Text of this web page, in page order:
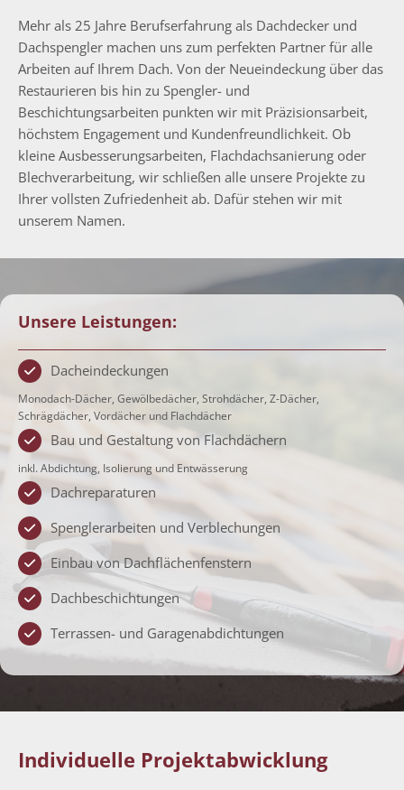
Mehr als 25 Jahre Berufserfahrung als Dachdecker und
Dachspengler machen uns zum perfekten Partner für alle
Arbeiten auf Ihrem Dach. Von der Neueindeckung über das
Restaurieren bis hin zu Spengler- und
Beschichtungsarbeiten punkten wir mit Präzisionsarbeit,
höchstem Engagement und Kundenfreundlichkeit. Ob
kleine Ausbesserungsarbeiten, Flachdachsanierung oder
Blechverarbeitung, wir schließen alle unsere Projekte zu
Ihrer vollsten Zufriedenheit ab. Dafür stehen wir mit
unserem Namen.
Unsere Leistungen:
Dacheindeckungen
Monodach-Dächer, Gewölbedächer, Strohdächer, Z-Dächer,
Schrägdächer, Vordächer und Flachdächer
Bau und Gestaltung von Flachdächern
inkl. Abdichtung, Isolierung und Entwässerung
Dachreparaturen
Spenglerarbeiten und Verblechungen
Einbau von Dachflächenfenstern
Dachbeschichtungen
Terrassen- und Garagenabdichtungen
Individuelle Projektabwicklung